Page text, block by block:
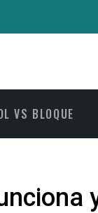
VS BLOQUE